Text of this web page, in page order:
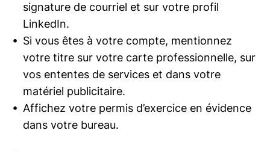
signature de courriel et sur votre profil
LinkedIn.
Si vous êtes à votre compte, mentionnez
votre titre sur votre carte professionnelle, sur
vos ententes de services et dans votre
matériel publicitaire.
Affichez votre permis d’exercice en évidence
dans votre bureau.